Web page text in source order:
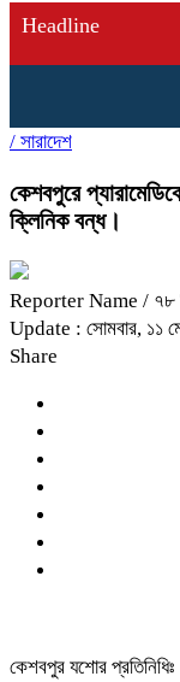
Headline
/ সারাদেশ
কেশবপুরে
ক্লিনিক বন্ধ।
Reporter Name / ৭৮
Update : সোমবার, ১১
Share
কেশবপুর যশোর প্রতিনিধিঃ